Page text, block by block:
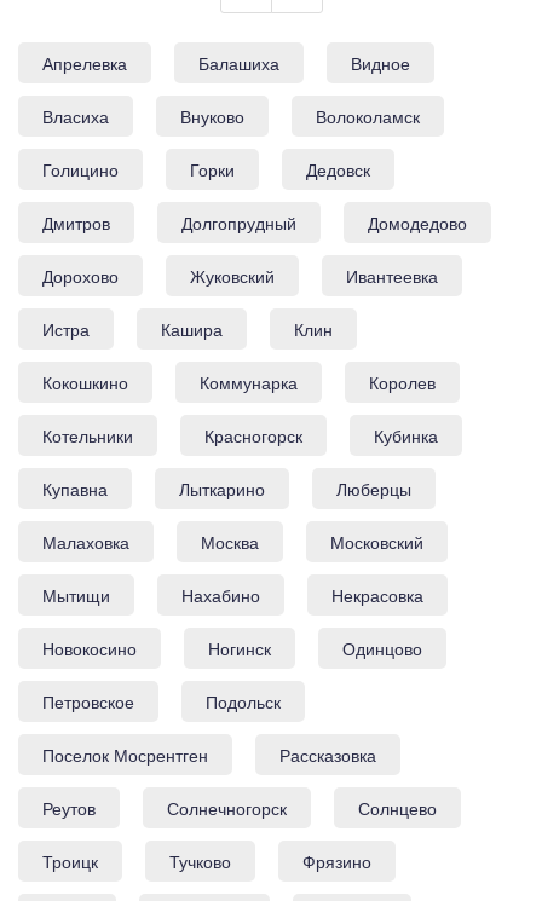
Апрелевка Балашиха Видное
Власиха Внуково Волоколамск
Голицино Горки Дедовск
Дмитров Долгопрудный Домодедово
Дорохово Жуковский Ивантеевка
Истра Кашира Клин
Кокошкино Коммунарка Королев
Котельники Красногорск Кубинка
Купавна Лыткарино Люберцы
Малаховка Москва Московский
Мытищи Нахабино Некрасовка
Новокосино Ногинск Одинцово
Петровское Подольск
Поселок Мосрентген Рассказовка
Реутов Солнечногорск Солнцево
Троицк Тучково Фрязино